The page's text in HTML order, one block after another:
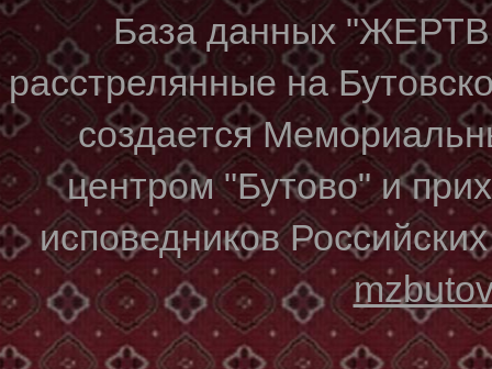
База данных
расстрелянные на
создается
центром "Бутово" и
исповедников